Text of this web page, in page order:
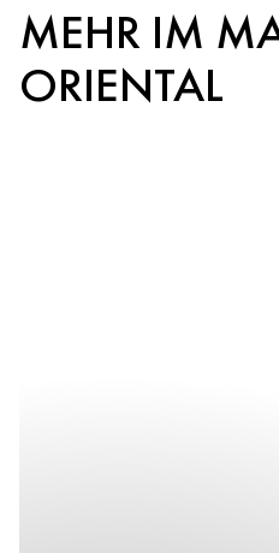
MEHR IM
ORIENTAL